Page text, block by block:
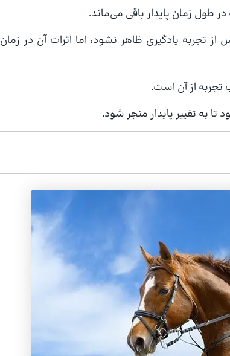
طول زمان پایدار باقی می‌ماند.
تجربه یادگیری ظاهر نشود، اما اثرات آن در زمان
تجربه از آن است.
تا به تغییر پایدار منجر شود.